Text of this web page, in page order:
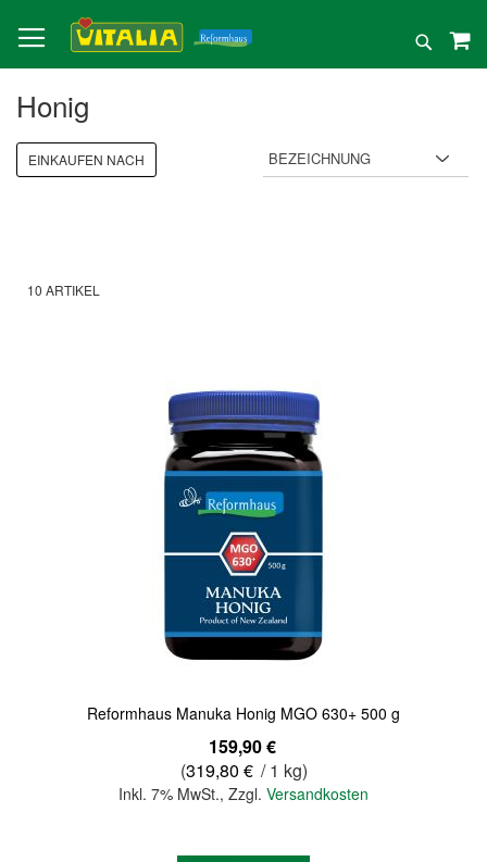
zum
Inhalt
Suche
Honig
10 ARTIKEL
Reformhaus Manuka Honig MGO 630+ 500 g
159,90 €
(319,80 € / 1 kg)
Inkl. 7% MwSt., Zzgl. Versandkosten
EINKAUFEN NACH